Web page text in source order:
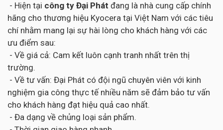
- Hiện tại công ty Đại Phát đang là nhà cung cấp chính
hãng cho thương hiệu Kyocera tại Việt Nam với các tiêu
chí nhằm mang lại sự hài lòng cho khách hàng với các
ưu điểm sau:
- Về giá cả: Cam kết luôn cạnh tranh nhất trên thị
trường.
- Về tư vấn: Đại Phát có đội ngũ chuyên viên với kinh
nghiệm gia công thực tế nhiều năm sẽ đảm bảo tư vấn
cho khách hàng đạt hiệu quả cao nhất.
- Đa dạng về chủng loại sản phẩm.